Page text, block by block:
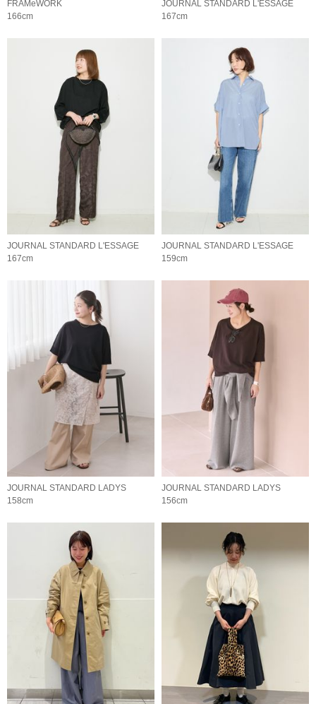
FRAMeWORK
166cm
JOURNAL STANDARD L'ESSAGE
167cm
JOURNAL STANDARD L'ESSAGE
167cm
JOURNAL STANDARD L'ESSAGE
159cm
JOURNAL STANDARD LADYS
158cm
JOURNAL STANDARD LADYS
156cm